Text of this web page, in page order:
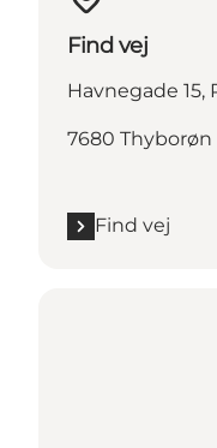
Find vej
Havnegade 15,
7680 Thyborøn
Find vej